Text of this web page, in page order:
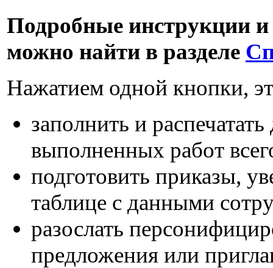
Подробные инструкции
можно найти в разделе
Нажатием одной кнопки,
заполнить и
выполненных работ
подготовить приказы,
таблице с данными
разослать
предложения или